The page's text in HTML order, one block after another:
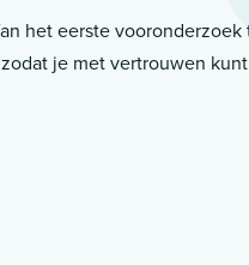
het eerste
je met vertrouwen